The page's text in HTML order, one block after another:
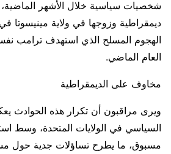
شخصيات سياسية خلال الأشهر الماضية،
ديمقراطية وزوجها في ولاية مينيسوتا
الهجوم المسلح الذي استهدف ترامب
العام الماضي.
مخاوف على الديمقراطية
ويرى مراقبون أن تكرار هذه الحوادث
السياسي في الولايات المتحدة، وسط
مسبوق، ما يطرح تساؤلات جدية حول